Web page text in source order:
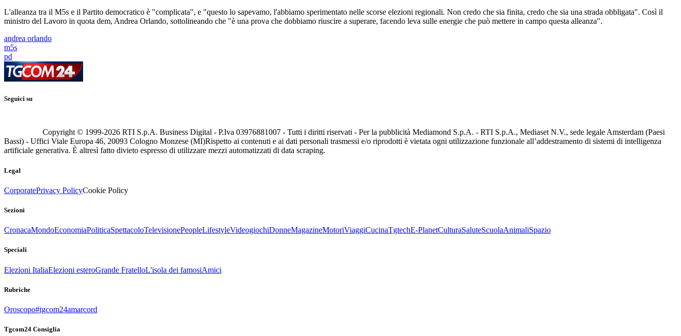
L'alleanza tra il M5s e il Partito democratico è "complicata", e "questo lo sapevamo, l'abbiamo sperimentato nelle scorse elezioni regionali. Non credo che sia finita, credo che sia una strada obbligata". Così il
ministro del Lavoro in quota dem, Andrea Orlando, sottolineando che "è una prova che dobbiamo riuscire a superare, facendo leva sulle energie che può mettere in campo questa alleanza".
andrea orlando
m5s
pd
Seguici su
Copyright © 1999-2026 RTI S.p.A. Business Digital - P.Iva 03976881007 - Tutti i diritti riservati - Per la pubblicità Mediamond S.p.A. - RTI S.p.A., Mediaset N.V., sede legale Amsterdam (Paesi
Bassi) - Uffici Viale Europa 46, 20093 Cologno Monzese (MI)Rispetto ai contenuti e ai dati personali trasmessi e/o riprodotti è vietata ogni utilizzazione funzionale all’addestramento di sistemi di intelligenza
artificiale generativa. È altresì fatto divieto espresso di utilizzare mezzi automatizzati di data scraping.
Legal
CorporatePrivacy PolicyCookie Policy
Sezioni
CronacaMondoEconomiaPoliticaSpettacoloTelevisionePeopleLifestyleVideogiochiDonneMagazineMotoriViaggiCucinaTgtechE-PlanetCulturaSaluteScuolaAnimaliSpazio
Speciali
Elezioni ItaliaElezioni esteroGrande FratelloL'isola dei famosiAmici
Rubriche
Oroscopo#tgcom24amarcord
Tgcom24 Consiglia